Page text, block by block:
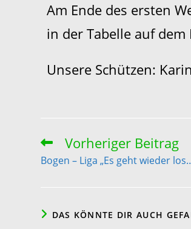
Am Ende des ersten
in der Tabelle auf
Unsere Schützen:
Vorheriger Beitrag
Bogen – Liga „Es geht wieder
DAS KÖNNTE DIR AUCH